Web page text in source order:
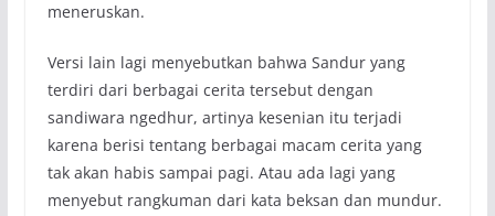
meneruskan.
Versi lain lagi menyebutkan bahwa Sandur yang
terdiri dari berbagai cerita tersebut dengan
sandiwara ngedhur, artinya kesenian itu terjadi
karena berisi tentang berbagai macam cerita yang
tak akan habis sampai pagi. Atau ada lagi yang
menyebut rangkuman dari kata beksan dan mundur.